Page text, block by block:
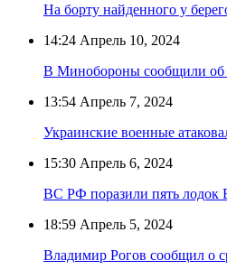
На борту найденного у
14:24 Апрель 10, 2024
В Минобороны сообщили об
13:54 Апрель 7, 2024
Украинские военные
15:30 Апрель 6, 2024
ВС РФ поразили пять лодок
18:59 Апрель 5, 2024
Владимир Рогов сообщил о